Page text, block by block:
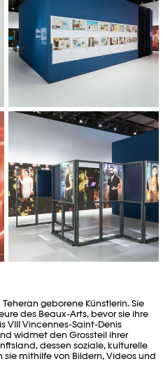
Vue d'exposition "Why Don't You
Dance?" de Hannah Darabi ©
Khashayar Javanmardi / Photo
Teheran geborene Künstlerin. Sie
des Beaux-Arts, bevor sie ihre
VIII Vincennes-Saint-Denis
widmet den Grossteil ihrer
dessen soziale, kulturelle
mithilfe von Bildern, Videos und